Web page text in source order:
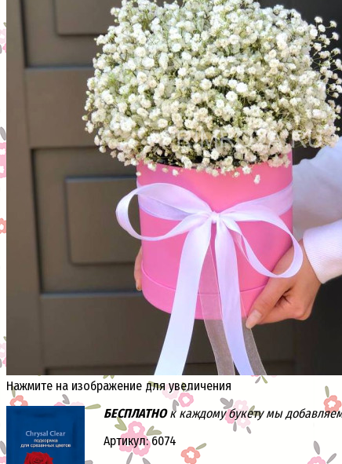
Нажмите на изображение для увеличения
БЕСПЛАТНОк каждому букету мы
Артикул: 6074